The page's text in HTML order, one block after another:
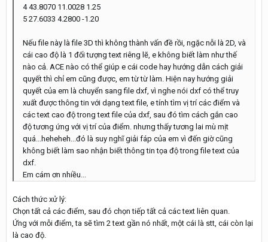
4 43.8070 11.0028 1.25
5 27.6033 4.2800 -1.20
Nếu file này là file 3D thì không thành vấn đề rồi, ngặc nỗi là 2D, và
cái cao độ là 1 đối tượng text riêng lẽ, e không biết làm như thế
nào cả. ACE nào có thể giúp e cái code hay hướng dẫn cách giải
quyết thì chỉ em cũng được, em từ từ làm. Hiện nay hướng giải
quyết của em là chuyển sang file dxf, vì nghe nói dxf có thể truy
xuất được thông tin với dạng text file, e tính tìm vị trí các điểm và
các text cao độ trong text file của dxf, sau đó tìm cách gắn cao
độ tương ứng với vị trí của điểm. nhưng thấy tương lai mù mịt
quá...heheheh...đó là suy nghĩ giải fáp của em vì đến giờ cũng
không biết làm sao nhận biết thông tin tọa độ trong file text của
dxf.
Em cám ơn nhiều...
Cách thức xử lý:
Chọn tất cả các điểm, sau đó chọn tiếp tất cả các text liên quan.
Ứng với mỗi điểm, ta sẽ tìm 2 text gần nó nhất, một cái là stt, cái còn lại
là cao độ.